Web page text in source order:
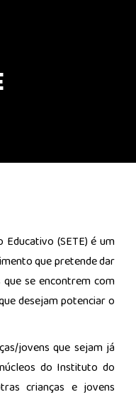
Educativo (SETE) é um
que pretende dar
se encontrem com
desejam potenciar o
jovens que sejam já
do Instituto do
crianças e jovens